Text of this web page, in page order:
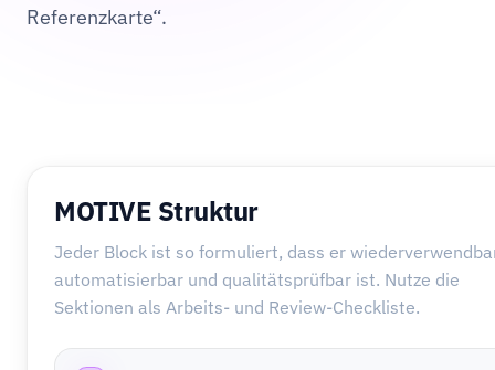
Referenzkarte“.
MOTIVE Struktur
Jeder Block ist so formuliert, dass er
automatisierbar und qualitätsprüfbar ist. Nutze die
Sektionen als Arbeits- und Review-Checkliste.